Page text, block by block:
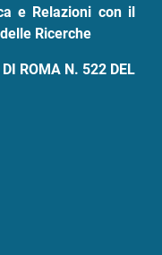
e Relazioni con il
Ricerche
ROMA N. 522 DEL